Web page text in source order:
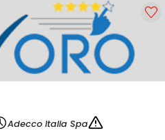
Adecco Italia Spa